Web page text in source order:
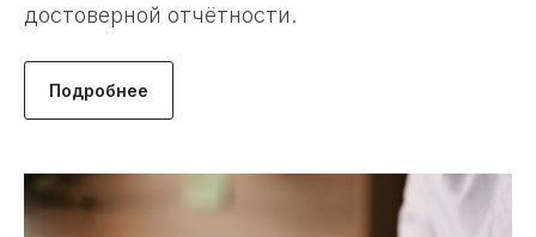
достоверной отчётности.
Подробнее